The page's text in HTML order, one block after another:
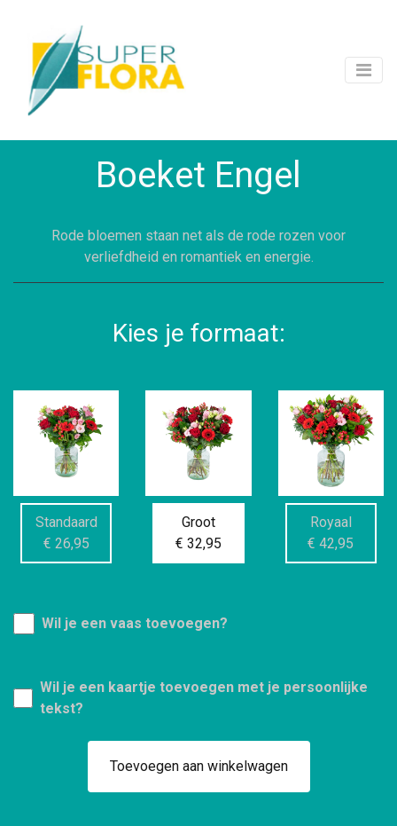
Boeket Engel
Rode bloemen staan net als de rode rozen voor
verliefdheid en romantiek en energie.
Kies je formaat:
Standaard
€ 26,95
Groot
€ 32,95
Royaal
€ 42,95
Wil je een vaas toevoegen?
Wil je een kaartje toevoegen met je persoonlijke
tekst?
Toevoegen aan winkelwagen